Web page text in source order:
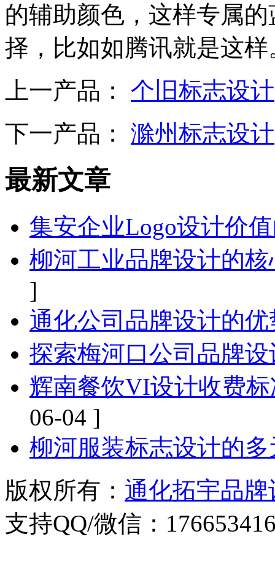
的辅助颜色，这样专属
择，比如如腾讯就是这样
上一产品： 个旧标志设计
下一产品： 滁州标志设计
最新文章
集安企业Logo设计价
柳河工业品牌设计的
]
通化公司品牌设计的优
探索梅河口公司品牌
辉南餐饮VI设计收费
06-04 ]
柳河服装标志设计的
版权所有： 通化拓宇品
支持QQ/微信：